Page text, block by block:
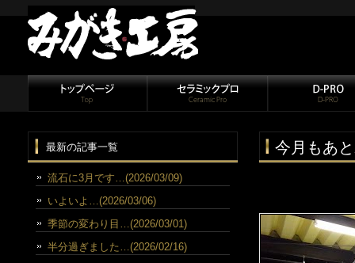
今月もあ
最新の記事一覧
流石に3月です…(2026/03/09)
いよいよ…(2026/03/06)
季節の変わり目…(2026/03/01)
半分過ぎました…(2026/02/16)